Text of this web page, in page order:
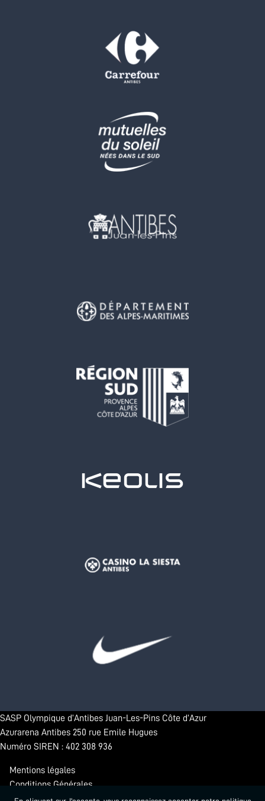
SASP Olympique d’Antibes Juan-Les-Pins Côte d’Azur
Azurarena Antibes 250 rue Emile Hugues
Numéro SIREN : 402 308 936
Mentions légales
Conditions Générales
Confidentialité